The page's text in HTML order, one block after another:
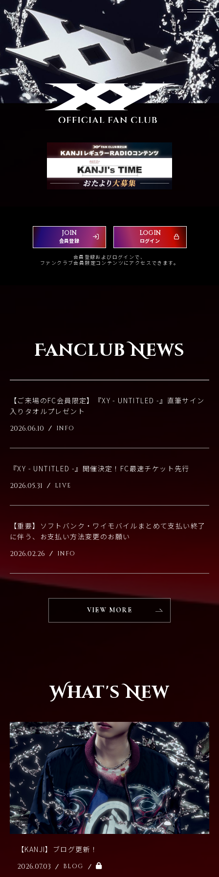
JOIN
会員登録
LOGIN
ログイン
会員登録およびログインで、
ファンクラブ会員限定コンテンツにアクセスできます。
Fanclub News
【ご来場のFC会員限定】『XY - UNTITLED -』直筆サイン
入りタオルプレゼント
2026.06.10 INFO
『XY - UNTITLED -』開催決定！FC最速チケット先行
2026.05.31 LIVE
【重要】ソフトバンク・ワイモバイルまとめて支払い終了
に伴う、お支払い方法変更のお願い
2026.02.26 INFO
VIEW MORE
What's New
【KANJI】ブログ更新！
2026.07.03 BLOG